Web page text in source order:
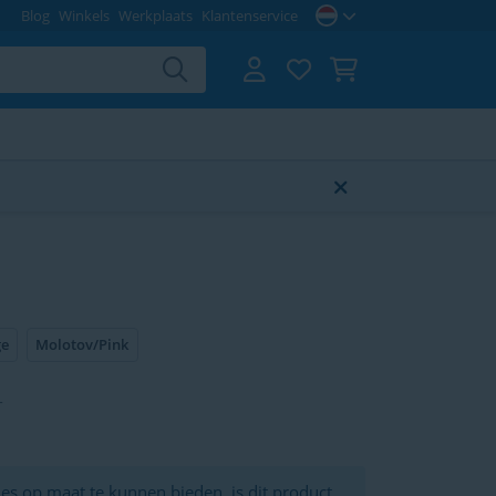
Blog Winkels Werkplaats Klantenservice
Molotov/Pink